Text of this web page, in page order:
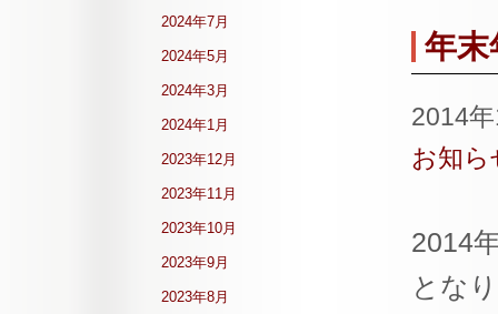
年末
2014
お知ら
2014
とな
2024年7月
2024年5月
2024年3月
2024年1月
2023年12月
2023年11月
2023年10月
2023年9月
2023年8月